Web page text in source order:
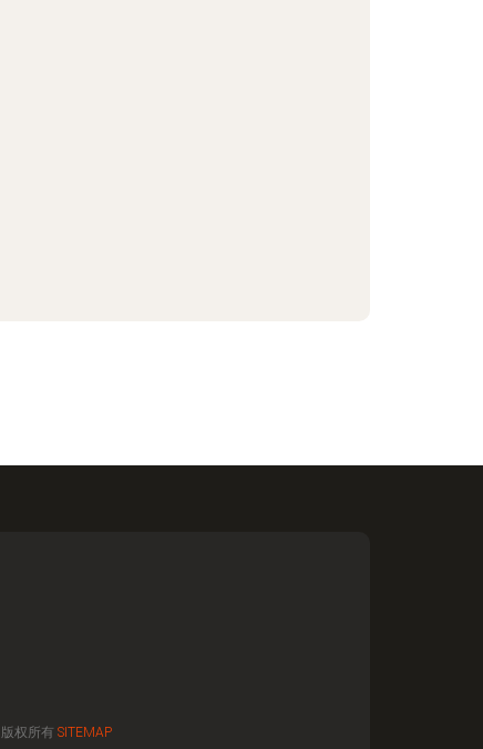
版权所有 SITEMAP